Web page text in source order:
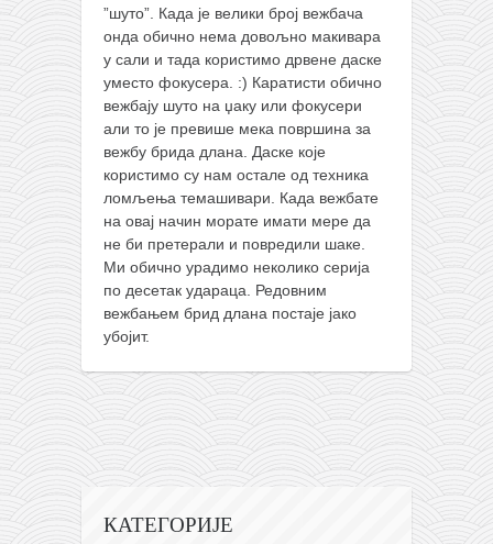
најновије на блогу
моје белешке
историја каратеа
бубиши
карате
кихон
наиханчи
пасаи
кобудо
нунчаку
саи
”шуто”. Када је велики број вежбача
онда обично нема довољно макивара
у сали и тада користимо дрвене даске
уместо фокусера. :) Каратисти обично
вежбају шуто на џаку или фокусери
али то је превише мека површина за
вежбу брида длана. Даске које
користимо су нам остале од техника
ломљења темашивари. Када вежбате
на овај начин морате имати мере да
не би претерали и повредили шаке.
Ми обично урадимо неколико серија
по десетак удараца. Редовним
вежбањем брид длана постаје јако
убојит.
КАТЕГОРИЈЕ